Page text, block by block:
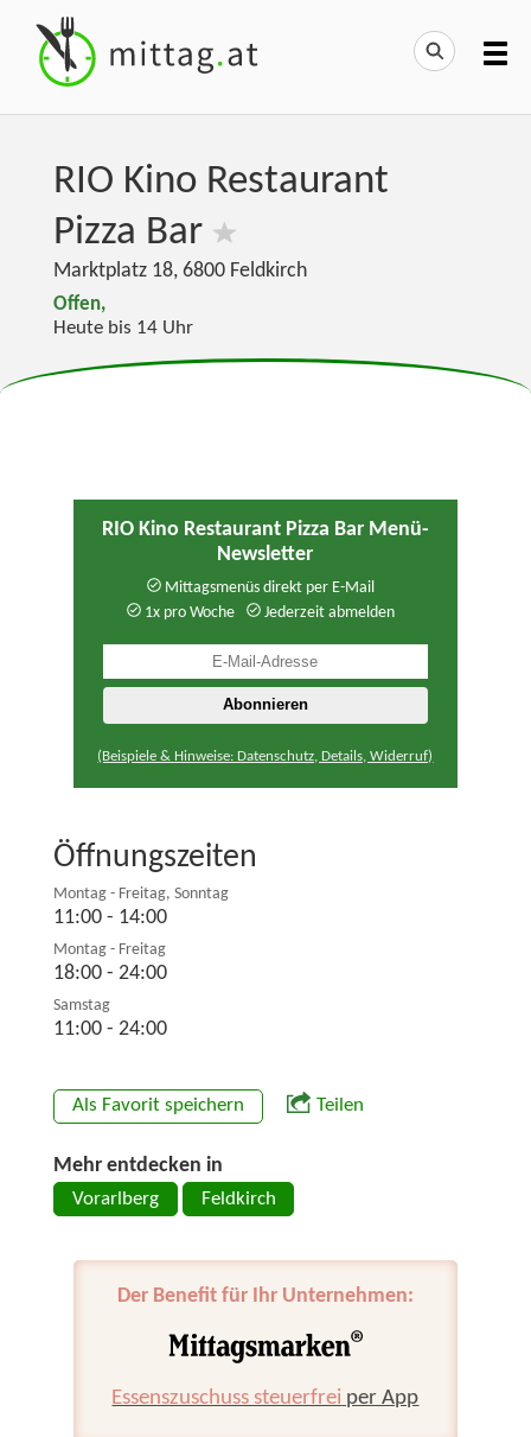
RIO Kino Restaurant
Pizza Bar
Marktplatz 18, 6800 Feldkirch
Offen,
Heute bis 14 Uhr
RIO Kino Restaurant Pizza Bar Menü-
Newsletter
Mittagsmenüs direkt per E-Mail
1x pro Woche
Jederzeit abmelden
(Beispiele & Hinweise: Datenschutz, Details, Widerruf)
Öffnungszeiten
Montag - Freitag, Sonntag
11:00 - 14:00
Montag - Freitag
18:00 - 24:00
Samstag
11:00 - 24:00
Als Favorit speichern Teilen
Mehr entdecken in
Vorarlberg Feldkirch
Der Benefit für Ihr Unternehmen:
Essenszuschuss steuerfrei per App